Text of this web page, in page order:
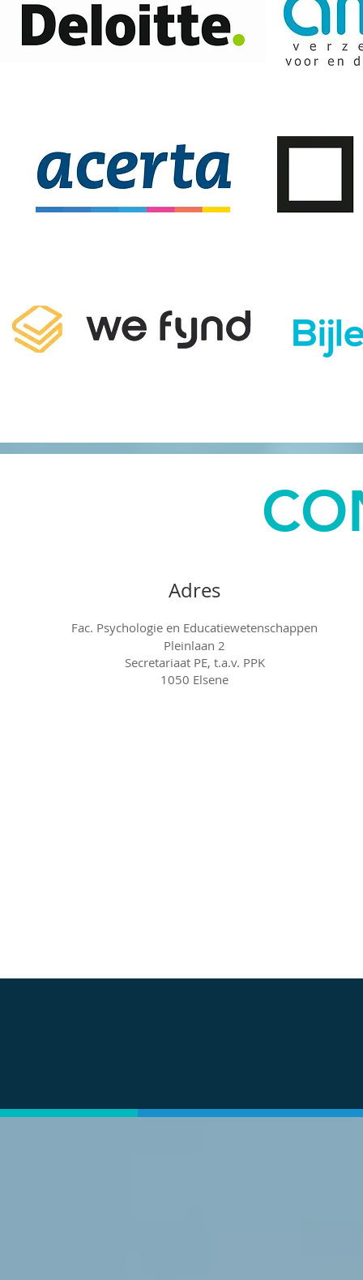
Adres
Fac. Psychologie en Educatiewetenschappen
Pleinlaan 2
Secretariaat PE, t.a.v. PPK
1050 Elsene